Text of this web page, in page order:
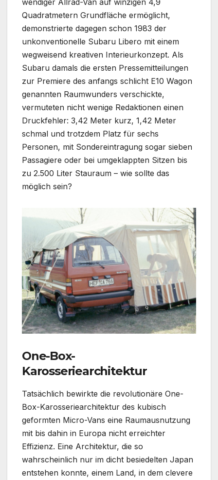
Quadratmetern Grundfläche ermöglicht,
demonstrierte dagegen schon 1983 der
unkonventionelle Subaru Libero mit einem
wegweisend kreativen Interieurkonzept. Als
Subaru damals die ersten Pressemitteilungen
zur Premiere des anfangs schlicht E10 Wagon
genannten Raumwunders verschickte,
vermuteten nicht wenige Redaktionen einen
Druckfehler: 3,42 Meter kurz, 1,42 Meter
schmal und trotzdem Platz für sechs
Personen, mit Sondereintragung sogar sieben
Passagiere oder bei umgeklappten Sitzen bis
zu 2.500 Liter Stauraum – wie sollte das
möglich sein?
One-Box-
Karosseriearchitektur
Tatsächlich bewirkte die revolutionäre One-
Box-Karosseriearchitektur des kubisch
geformten Micro-Vans eine Raumausnutzung
mit bis dahin in Europa nicht erreichter
Effizienz. Eine Architektur, die so
wahrscheinlich nur im dicht besiedelten Japan
entstehen konnte, einem Land, in dem clevere